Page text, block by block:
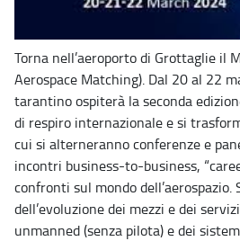
Torna nell’aeroporto di Grottaglie il
Aerospace Matching). Dal 20 al 22
tarantino ospiterà la seconda
di respiro internazionale e si
cui si alterneranno conferenze e
incontri business-to-business,
confronti sul mondo
dell’evoluzione dei mezzi e dei
unmanned (senza pilota) e dei